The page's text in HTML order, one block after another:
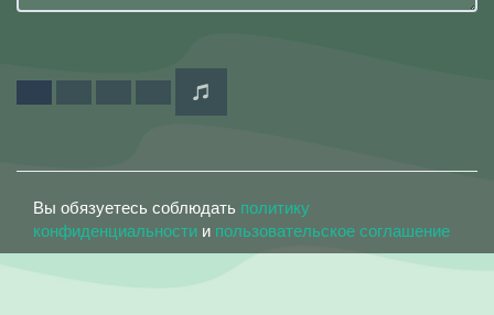
Вы обязуетесь соблюдать политику
конфиденциальности и пользовательское соглашение